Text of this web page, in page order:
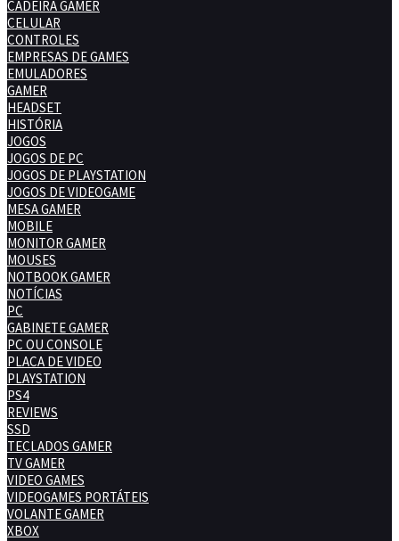
CADEIRA GAMER
CELULAR
CONTROLES
EMPRESAS DE GAMES
EMULADORES
GAMER
HEADSET
HISTÓRIA
JOGOS
JOGOS DE PC
JOGOS DE PLAYSTATION
JOGOS DE VIDEOGAME
MESA GAMER
MOBILE
MONITOR GAMER
MOUSES
NOTBOOK GAMER
NOTÍCIAS
PC
GABINETE GAMER
PC OU CONSOLE
PLACA DE VIDEO
PLAYSTATION
PS4
REVIEWS
SSD
TECLADOS GAMER
TV GAMER
VIDEO GAMES
VIDEOGAMES PORTÁTEIS
VOLANTE GAMER
XBOX